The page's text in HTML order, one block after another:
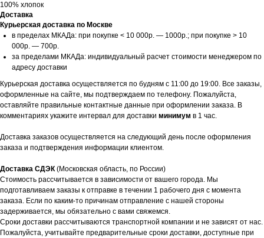
100% хлопок
Доставка
Курьерская доставка по Москве
в пределах МКАДа: при покупке < 10 000р. — 1000р.; при покупке > 10
000р. — 700р.
за пределами МКАДа: индивидуальный расчет стоимости менеджером по
адресу доставки
Курьерская доставка осуществляется по будням с 11:00 до 19:00. Все заказы,
оформленные на сайте, мы подтверждаем по телефону. Пожалуйста,
оставляйте правильные контактные данные при оформлении заказа. В
комментариях укажите интервал для доставки минимум в 1 час.
Доставка заказов осуществляется на следующий день после оформления
заказа и подтверждения информации клиентом.
Доставка СДЭК(Московская область, по России)
Стоимость рассчитывается в зависимости от вашего города. Мы
подготавливаем заказы к отправке в течении 1 рабочего дня с момента
заказа. Если по каким-то причинам отправление с нашей стороны
задерживается, мы обязательно с вами свяжемся.
Сроки доставки рассчитываются транспортной компании и не зависят от нас.
Пожалуйста, учитывайте предварительные сроки доставки, доступные при